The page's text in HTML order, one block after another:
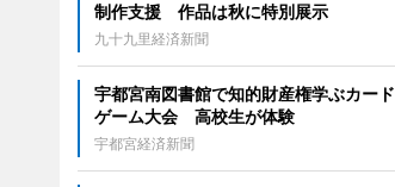
制作支援 作品は秋に特別展示
九十九里経済新聞
宇都宮南図書館で知的財産権学ぶカード
ゲーム大会 高校生が体験
宇都宮経済新聞